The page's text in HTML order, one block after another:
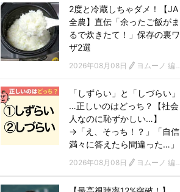
2度と冷蔵しちゃダメ！【JA
全農】直伝「余ったご飯がま
るで炊きたて！」保存の裏ワ
ザ2選
2026年08月08日 ヨムーノ 編集部
「しずらい」と「しづらい」
…正しいのはどっち？【社会
人なのに恥ずかしい…】
→「え、そっち！？」「自信
満々に答えたら間違った…」
2026年08月08日 ヨムーノ 編集部